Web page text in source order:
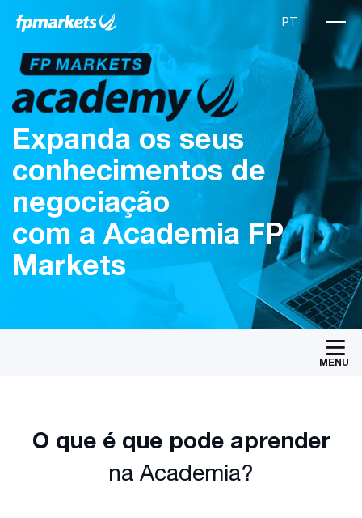
Expanda os seus
conhecimentos de
negociação
com a Academia FP
Markets
MENU
O que é que pode aprender
na Academia?